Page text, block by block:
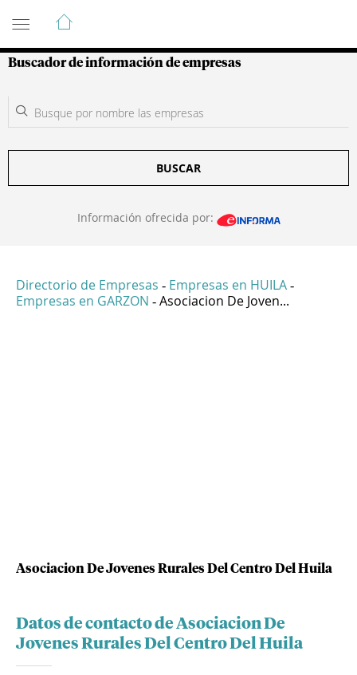
Guía de Empresas Colombianas
Buscador de información de empresas
BUSCAR
Información ofrecida por:
Directorio de Empresas - Empresas en HUILA -
Empresas en GARZON - Asociacion De Joven...
Asociacion De Jovenes Rurales Del Centro Del Huila
Datos de contacto de Asociacion De
Jovenes Rurales Del Centro Del Huila